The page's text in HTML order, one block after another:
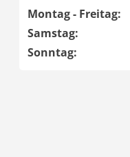
Montag - Freitag:
Samstag:
Sonntag: